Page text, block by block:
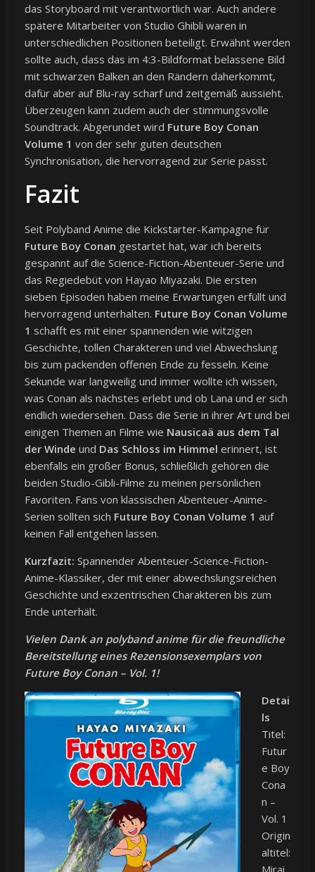
das Storyboard mit verantwortlich war. Auch andere
spätere Mitarbeiter von Studio Ghibli waren in
unterschiedlichen Positionen beteiligt. Erwähnt werden
sollte auch, dass das im 4:3-Bildformat belassene Bild
mit schwarzen Balken an den Rändern daherkommt,
dafür aber auf Blu-ray scharf und zeitgemäß aussieht.
Überzeugen kann zudem auch der stimmungsvolle
Soundtrack. Abgerundet wird Future Boy Conan
Volume 1 von der sehr guten deutschen
Synchronisation, die hervorragend zur Serie passt.
Fazit
Seit Polyband Anime die Kickstarter-Kampagne für
Future Boy Conan gestartet hat, war ich bereits
gespannt auf die Science-Fiction-Abenteuer-Serie und
das Regiedebüt von Hayao Miyazaki. Die ersten
sieben Episoden haben meine Erwartungen erfüllt und
hervorragend unterhalten. Future Boy Conan Volume
1 schafft es mit einer spannenden wie witzigen
Geschichte, tollen Charakteren und viel Abwechslung
bis zum packenden offenen Ende zu fesseln. Keine
Sekunde war langweilig und immer wollte ich wissen,
was Conan als nächstes erlebt und ob Lana und er sich
endlich wiedersehen. Dass die Serie in ihrer Art und bei
einigen Themen an Filme wie Nausicaä aus dem Tal
der Winde und Das Schloss im Himmel erinnert, ist
ebenfalls ein großer Bonus, schließlich gehören die
beiden Studio-Gibli-Filme zu meinen persönlichen
Favoriten. Fans von klassischen Abenteuer-Anime-
Serien sollten sich Future Boy Conan Volume 1 auf
keinen Fall entgehen lassen.
Kurzfazit: Spannender Abenteuer-Science-Fiction-
Anime-Klassiker, der mit einer abwechslungsreichen
Geschichte und exzentrischen Charakteren bis zum
Ende unterhält.
Vielen Dank an polyband anime für die freundliche
Bereitstellung eines Rezensionsexemplars von
Future Boy Conan – Vol. 1!
Detai
ls
Titel:
Futur
e Boy
Cona
n –
Vol. 1
Origin
altitel:
Mirai